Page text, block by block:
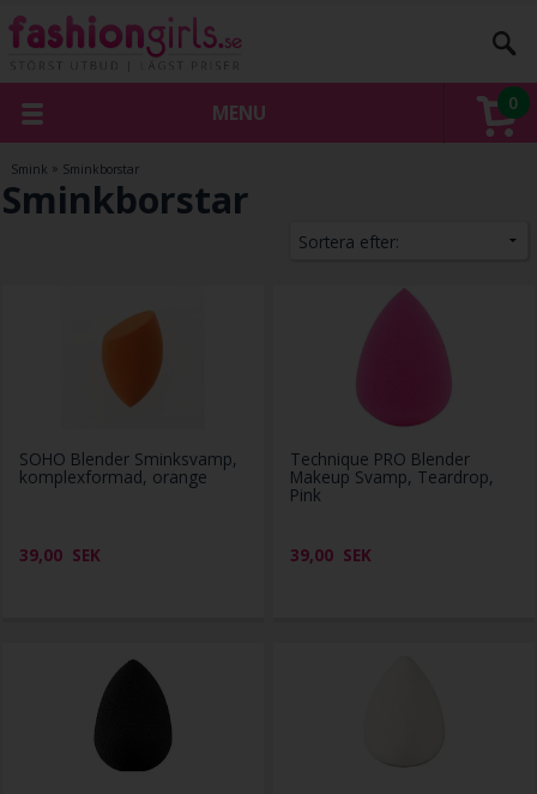
0
MENU
Smink » Sminkborstar
Sminkborstar
SOHO Blender Sminksvamp,
komplexformad, orange
39,00 SEK
Technique PRO Blender
Makeup Svamp, Teardrop,
Pink
39,00 SEK